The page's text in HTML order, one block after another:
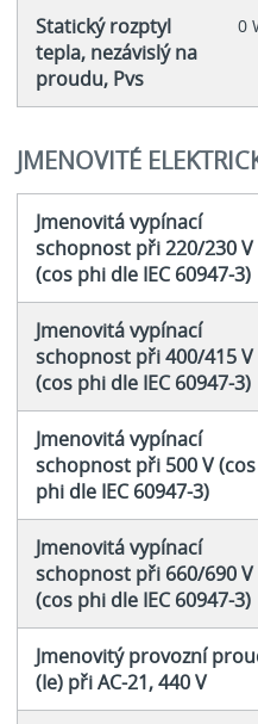
Statický rozptyl
tepla, nezávislý na
proudu, Pvs
0
JMENOVITÉ
Jmenovitá vypínací
schopnost při 220/230 V
(cos phi dle IEC 60947-3)
Jmenovitá vypínací
schopnost při 400/415 V
(cos phi dle IEC 60947-3)
Jmenovitá vypínací
schopnost při 500 V (cos
phi dle IEC 60947-3)
Jmenovitá vypínací
schopnost při 660/690 V
(cos phi dle IEC 60947-3)
Jmenovitý provozní
(Ie) při AC-21, 440 V